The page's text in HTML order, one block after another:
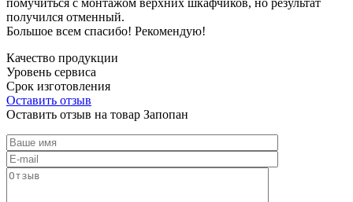
получился отменный.
Большое всем спасибо! Рекомендую!
Качество продукции
Уровень сервиса
Срок изготовления
Оставить отзыв
Оставить отзыв на товар Запопан